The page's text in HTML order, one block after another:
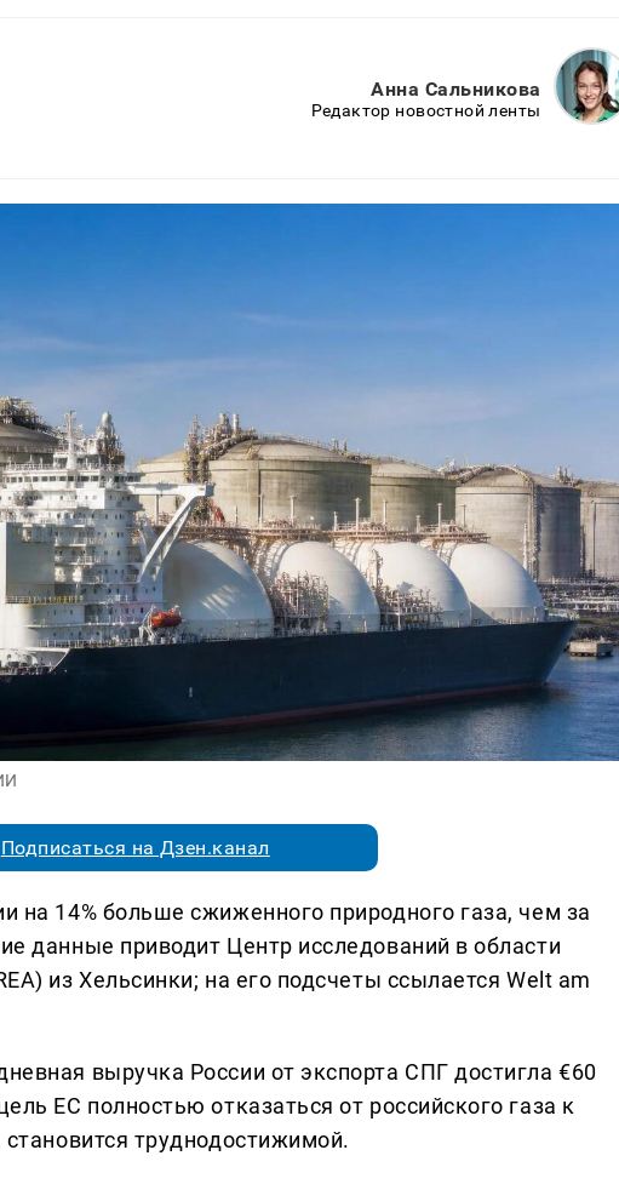
Анна Сальникова
Редактор новостной ленты
Подписаться на Дзен.канал
на 14% больше сжиженного природного газа, чем за
данные приводит Центр исследований в области
из Хельсинки; на его подсчеты ссылается Welt am
выручка России от экспорта СПГ достигла €60
ЕС полностью отказаться от российского газа к
труднодостижимой.